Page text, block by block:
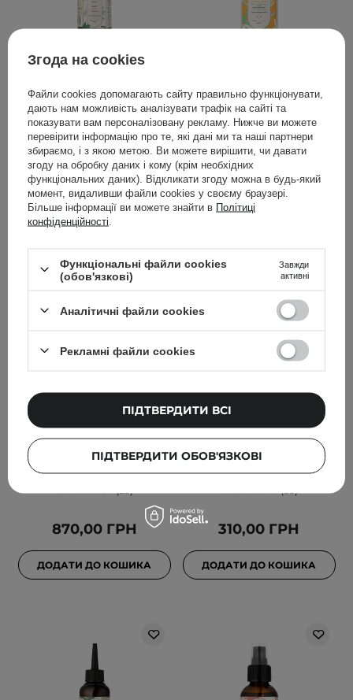
Ламелярна вода - 100ml
34
399,00 ГРН
ДОДАТИ ДО КОШИКА
Exfoliate - Ензимний
шампунь - 250ml
30
680,00 ГРН
ДОДАТИ ДО КОШИКА
ВИБІР КОСМЕТОЛОГА
HairTry - Heat Lock -
Незмивний
кондиціонер - 200ml
870,00 ГРН
ДОДАТИ ДО КОШИКА
HairTry - Itch Be Gone -
SOS-маска для шкіри
голови - 50ml
310,00 ГРН
ДОДАТИ ДО КОШИКА
Згода на cookies
Файли cookies допомагають сайту правильно функціонувати,
дають нам можливість аналізувати трафік на сайті та
показувати вам персоналізовану рекламу. Нижче ви можете
перевірити інформацію про те, які дані ми та наші партнери
збираємо, і з якою метою. Ви можете вирішити, чи давати
згоду на обробку даних і кому (крім необхідних
функціональних даних). Відкликати згоду можна в будь-який
момент, видаливши файли cookies у своєму браузері.
Більше інформації ви можете знайти в Політиці
конфіденційності
Функціональні файли cookies
(обов'язкові)
Завжди
активні
Аналітичні файли cookies
Рекламні файли cookies
ПІДТВЕРДИТИ ОБОВ'ЯЗКОВІ
ПІДТВЕРДИТИ ВСІ